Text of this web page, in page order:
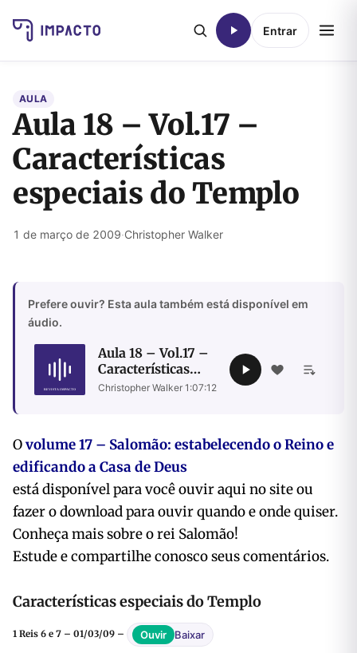
Entrar
AULA
Aula 18 – Vol.17 –
Características
especiais do Templo
1 de março de 2009·Christopher Walker
Prefere ouvir? Esta aula também está disponível em
áudio.
Aula 18 – Vol.17 –
Características
especiais do
Christopher Walker 1:07:12
Ovolume 17 – Salomão: estabelecendo o Reino e
edificando a Casa de Deus
está disponível para você ouvir aqui no site ou
fazer o download para ouvir quando e onde quiser.
Conheça mais sobre o rei Salomão!
Estude e compartilhe conosco seus comentários.
Características especiais do Templo
1 Reis 6 e 7 – 01/03/09 – Ouvir Baixar